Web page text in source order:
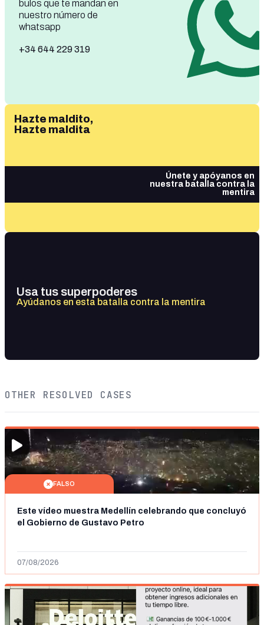
bulos que te mandan en
nuestro número de
whatsapp
+34 644 229 319
Hazte maldito,
Hazte maldita
Únete y apóyanos en
nuestra batalla contra la
mentira
Usa tus superpoderes
Ayúdanos en esta batalla contra la mentira
OTHER RESOLVED CASES
FALSO
Este vídeo muestra Medellín celebrando que concluyó
el Gobierno de Gustavo Petro
07/08/2026